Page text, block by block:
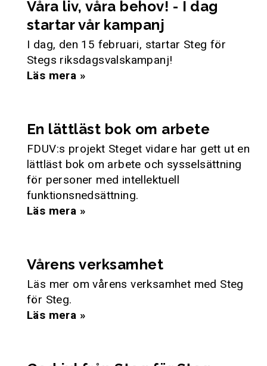
Våra liv, våra behov! - I dag
startar vår kampanj
I dag, den 15 februari, startar Steg för
Stegs riksdagsvalskampanj!
Läs mera »
En lättläst bok om arbete
FDUV:s projekt Steget vidare har gett ut en
lättläst bok om arbete och sysselsättning
för personer med intellektuell
funktionsnedsättning.
Läs mera »
Vårens verksamhet
Läs mer om vårens verksamhet med Steg
för Steg.
Läs mera »